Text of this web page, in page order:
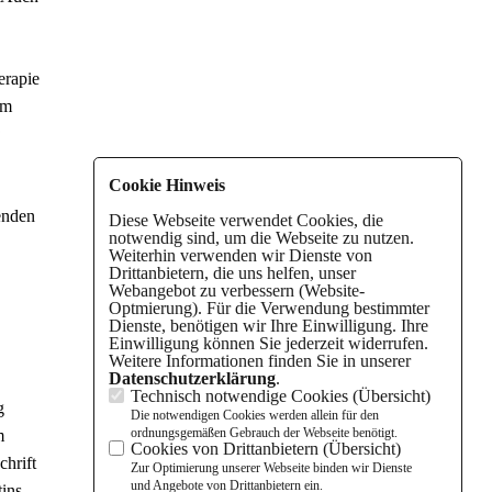
Cookie Hinweis
Diese Webseite verwendet Cookies, die
notwendig sind, um die Webseite zu nutzen.
Weiterhin verwenden wir Dienste von
Drittanbietern, die uns helfen, unser
Webangebot zu verbessern (Website-
Optmierung). Für die Verwendung bestimmter
Dienste, benötigen wir Ihre Einwilligung. Ihre
Einwilligung können Sie jederzeit widerrufen.
Weitere Informationen finden Sie in unserer
Datenschutzerklärung.
Technisch notwendige Cookies (Übersicht)
Die notwendigen Cookies werden allein für den
ordnungsgemäßen Gebrauch der Webseite benötigt.
Cookies von Drittanbietern (Übersicht)
Zur Optimierung unserer Webseite binden wir Dienste
und Angebote von Drittanbietern ein.